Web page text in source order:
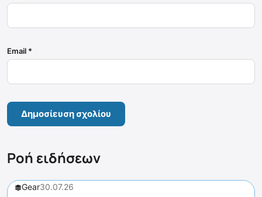
Email *
Ροή ειδήσεων
Gear30.07.26